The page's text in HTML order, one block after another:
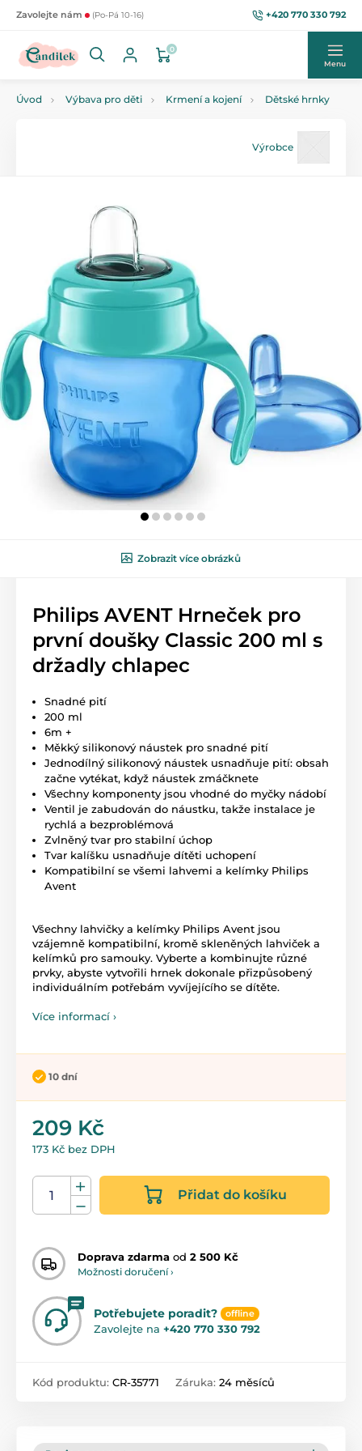
Zavolejte nám (Po-Pá 10-16) +420 770 330 792
0
Menu
Úvod Výbava pro děti Krmení a kojení Dětské hrnky
Výrobce
Zobrazit více obrázků
Philips AVENT Hrneček pro
první doušky Classic 200 ml s
držadly chlapec
Snadné pití
200 ml
6m +
Měkký silikonový náustek pro snadné pití
Jednodílný silikonový náustek usnadňuje pití: obsah
začne vytékat, když náustek zmáčknete
Všechny komponenty jsou vhodné do myčky nádobí
Ventil je zabudován do náustku, takže instalace je
rychlá a bezproblémová
Zvlněný tvar pro stabilní úchop
Tvar kalíšku usnadňuje dítěti uchopení
Kompatibilní se všemi lahvemi a kelímky Philips
Avent
Všechny lahvičky a kelímky Philips Avent jsou
vzájemně kompatibilní, kromě skleněných lahviček a
kelímků pro samouky. Vyberte a kombinujte různé
prvky, abyste vytvořili hrnek dokonale přizpůsobený
individuálním potřebám vyvíjejícího se dítěte.
Více informací ›
10 dní
209 Kč
173 Kč bez DPH
Přidat do košíku
Doprava zdarma od 2 500 Kč
Možnosti doručení ›
Potřebujete poradit? offline
Zavolejte na +420 770 330 792
Kód produktu: CR-35771 Záruka: 24 měsíců